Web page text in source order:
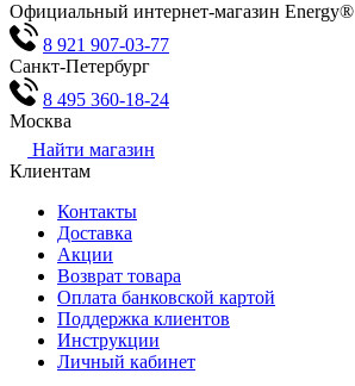
Официальный интернет-магазин Energy®
8 921 907-03-77
Санкт-Петербург
8 495 360-18-24
Москва
Нaйти магазин
Клиентам
Контакты
Доставка
Акции
Возврат товара
Оплата банковской картой
Поддержка клиентов
Инструкции
Личный кабинет